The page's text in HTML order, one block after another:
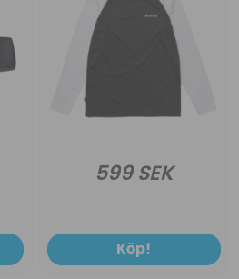
599 SEK
Köp!